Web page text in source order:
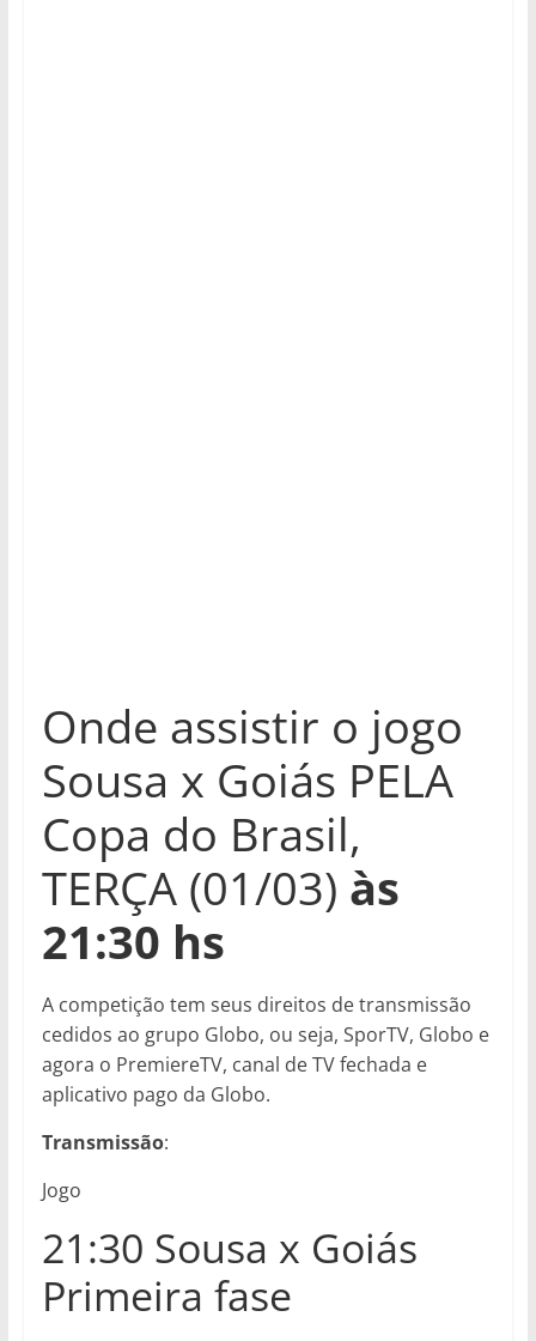
Onde assistir o jogo
Sousa x Goiás PELA
Copa do Brasil,
TERÇA (01/03) às
21:30 hs
A competição tem seus direitos de transmissão
cedidos ao grupo Globo, ou seja, SporTV, Globo e
agora o PremiereTV, canal de TV fechada e
aplicativo pago da Globo.
Transmissão:
Jogo
21:30 Sousa x Goiás
Primeira fase